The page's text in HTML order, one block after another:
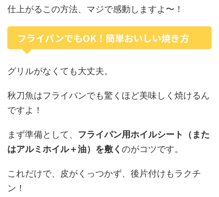
仕上がるこの方法、マジで感動しますよ〜！
フライパンでもOK！簡単おいしい焼き方
グリルがなくても大丈夫。
秋刀魚はフライパンでも驚くほど美味しく焼けるん
ですよ！
まず準備として、 フライパン用ホイルシート（また
はアルミホイル＋油）を敷く のがコツです。
これだけで、皮がくっつかず、後片付けもラクチ
ン！